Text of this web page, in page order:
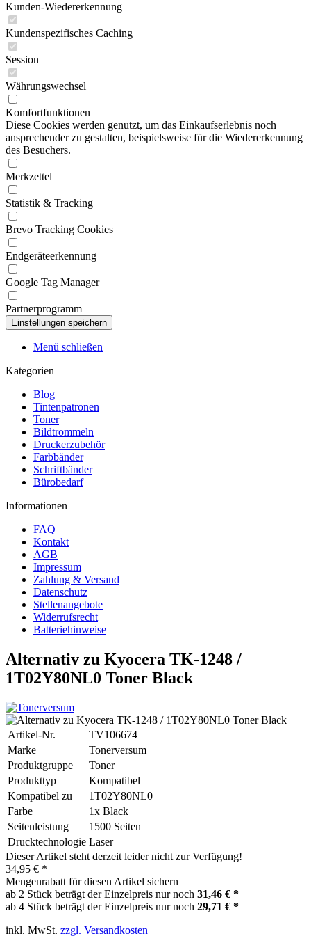
Kunden-Wiedererkennung
Kundenspezifisches Caching
Session
Währungswechsel
Komfortfunktionen
Diese Cookies werden genutzt, um das Einkaufserlebnis noch
ansprechender zu gestalten, beispielsweise für die Wiedererkennung
des Besuchers.
Merkzettel
Statistik & Tracking
Brevo Tracking Cookies
Endgeräteerkennung
Google Tag Manager
Partnerprogramm
Menü schließen
Kategorien
Blog
Tintenpatronen
Toner
Bildtrommeln
Druckerzubehör
Farbbänder
Schriftbänder
Bürobedarf
Informationen
FAQ
Kontakt
AGB
Impressum
Zahlung & Versand
Datenschutz
Stellenangebote
Widerrufsrecht
Batteriehinweise
Alternativ zu Kyocera TK-1248 /
1T02Y80NL0 Toner Black
Artikel-Nr.
TV106674
Marke
Tonerversum
Produktgruppe
Toner
Produkttyp
Kompatibel
Kompatibel zu
1T02Y80NL0
Farbe
1x Black
Seitenleistung
1500 Seiten
Drucktechnologie Laser
Dieser Artikel steht derzeit leider nicht zur Verfügung!
34,95 € *
Mengenrabatt für diesen Artikel sichern
ab 2 Stück beträgt der Einzelpreis nur noch 31,46 € *
ab 4 Stück beträgt der Einzelpreis nur noch 29,71 € *
inkl. MwSt. zzgl. Versandkosten